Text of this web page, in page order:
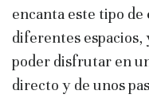
encanta este tipo de
diferentes espacios,
poder disfrutar en
directo y de unos